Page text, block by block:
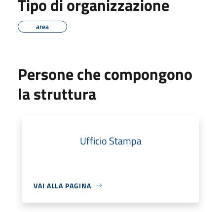
Tipo di organizzazione
area
Persone che compongono
la struttura
Ufficio Stampa
VAI ALLA PAGINA